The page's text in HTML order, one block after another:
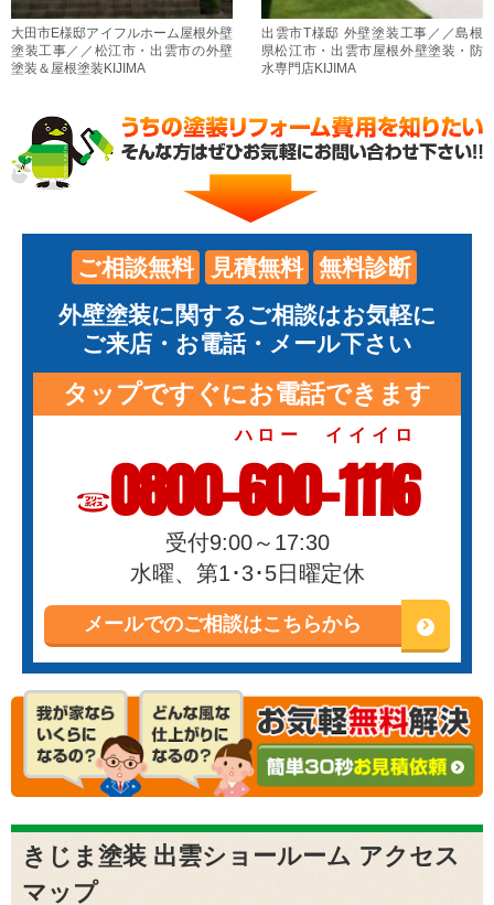
大田市E様邸アイフルホーム屋根外壁
塗装工事／／松江市・出雲市の外壁
塗装＆屋根塗装KIJIMA
出雲市T様邸 外壁塗装工事／／島根
県松江市・出雲市屋根外壁塗装・防
水専門店KIJIMA
ご相談無料 見積無料
無料診断
外壁塗装に関するご相談はお気軽に
ご来店・お電話・メール下さい
タップですぐにお電話できます
0800-600-1116
ハロー イイイロ
受付9:00～17:30
水曜、第1･3･5日曜定休
メールでのご相談はこちらから
きじま塗装 出雲ショールーム アクセス
マップ